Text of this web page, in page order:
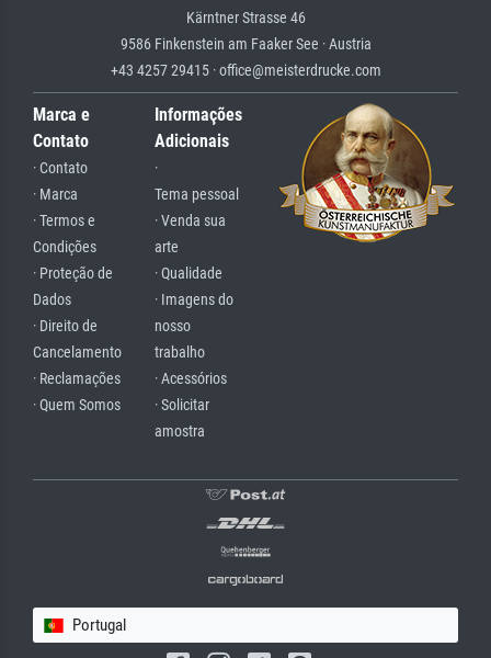
Kärntner Strasse 46
9586 Finkenstein am Faaker See · Austria
+43 4257 29415 · office@meisterdrucke.com
Marca e
Contato
· Contato
· Marca
· Termos e
Condições
· Proteção de
Dados
· Direito de
Cancelamento
· Reclamações
· Quem Somos
Informações
Adicionais
·
Tema pessoal
· Venda sua
arte
· Qualidade
· Imagens do
nosso
trabalho
· Acessórios
· Solicitar
amostra
Portugal